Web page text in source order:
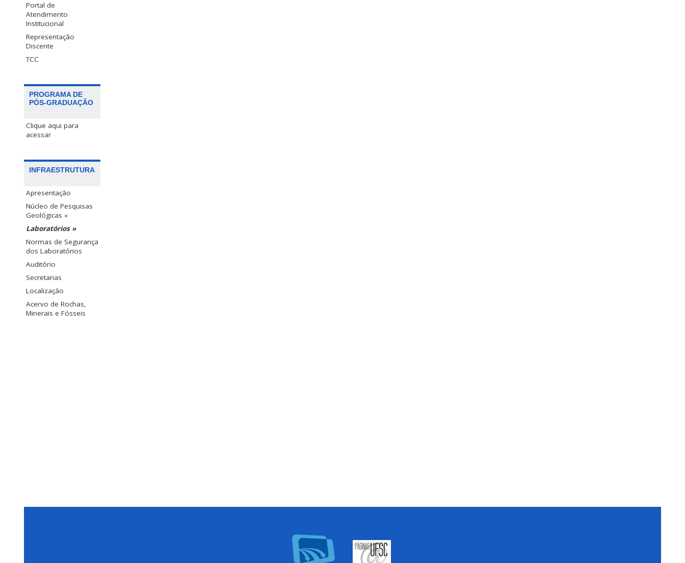
Portal de
Atendimento
Institucional
Representação
Discente
TCC
PROGRAMA DE
PÓS-GRADUAÇÃO
Clique aqui para
acessar
INFRAESTRUTURA
Apresentação
Núcleo de Pesquisas
Geológicas »
Laboratórios »
Normas de Segurança
dos Laboratórios
Auditório
Secretarias
Localização
Acervo de Rochas,
Minerais e Fósseis